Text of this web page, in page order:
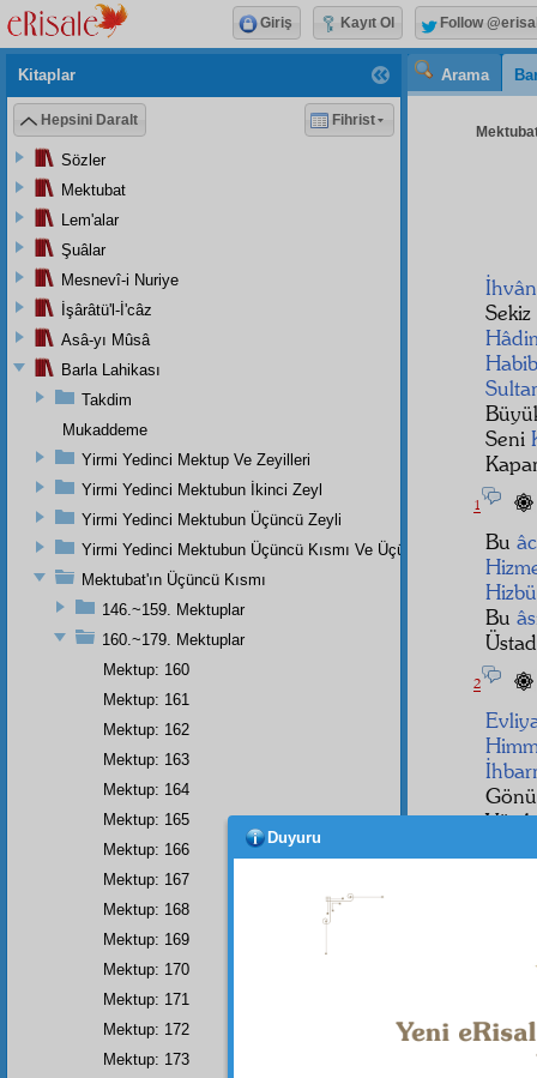
Arama
İhvân
Seni
1
Bu
Bu
2
Yüz
Dipnot-1
Kitaplar
Hepsini Daralt Fihrist
Sözler
Mektubat
Lem'alar
Şuâlar
Mesnevî-i Nuriye
İşârâtü'l-İ'câz
Asâ-yı Mûsâ
Barla Lahikası
Takdim
Mukaddeme
Yirmi Yedinci Mektup Ve Zeyilleri
Yirmi Yedinci Mektubun İkinci Zeyl
Yirmi Yedinci Mektubun Üçüncü Zeyli
Yirmi Yedinci Mektubun Üçüncü Kısmı Ve Üçüncü Zeylin
Mektubat'ın Üçüncü Kısmı
146.~159. Mektuplar
160.~179. Mektuplar
Mektup: 160
Mektup: 161
Mektup: 162
Mektup: 163
Mektup: 164
Mektup: 165
Mektup: 166
Mektup: 167
Mektup: 168
Mektup: 169
Mektup: 170
Mektup: 171
Mektup: 172
Mektup: 173
Giriş Kayıt Ol Follow
Duyuru